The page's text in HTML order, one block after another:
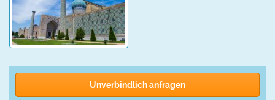
Unverbindlich anfragen